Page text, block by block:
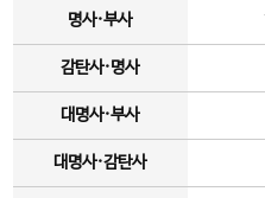
명사·부사
감탄사·명사
대명사·부사
대명사·감탄사